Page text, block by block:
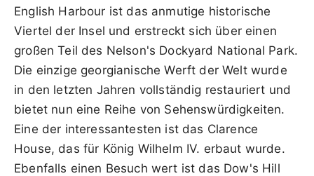
English Harbour ist das anmutige historische
Viertel der Insel und erstreckt sich über einen
großen Teil des Nelson's Dockyard National Park.
Die einzige georgianische Werft der Welt wurde
in den letzten Jahren vollständig restauriert und
bietet nun eine Reihe von Sehenswürdigkeiten.
Eine der interessantesten ist das Clarence
House, das für König Wilhelm IV. erbaut wurde.
Ebenfalls einen Besuch wert ist das Dow's Hill